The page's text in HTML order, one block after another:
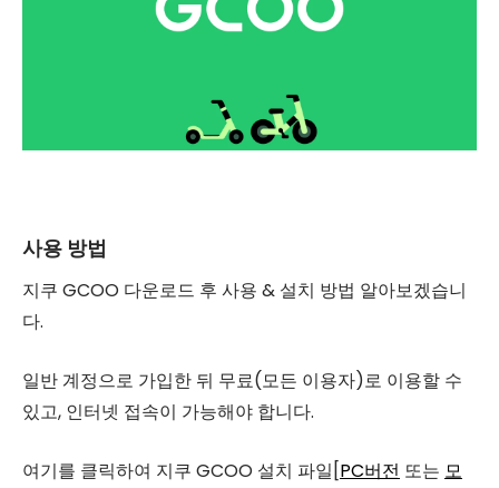
사용 방법
지쿠 GCOO 다운로드 후 사용 & 설치 방법 알아보겠습니
다.
일반 계정으로 가입한 뒤 무료(모든 이용자)로 이용할 수
있고, 인터넷 접속이 가능해야 합니다.
여기를 클릭하여 지쿠 GCOO 설치 파일[PC버전 또는 모